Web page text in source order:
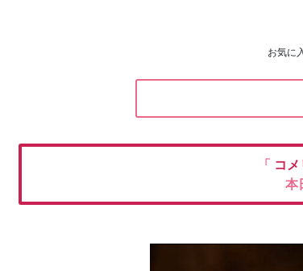
お気に
「 コ
本